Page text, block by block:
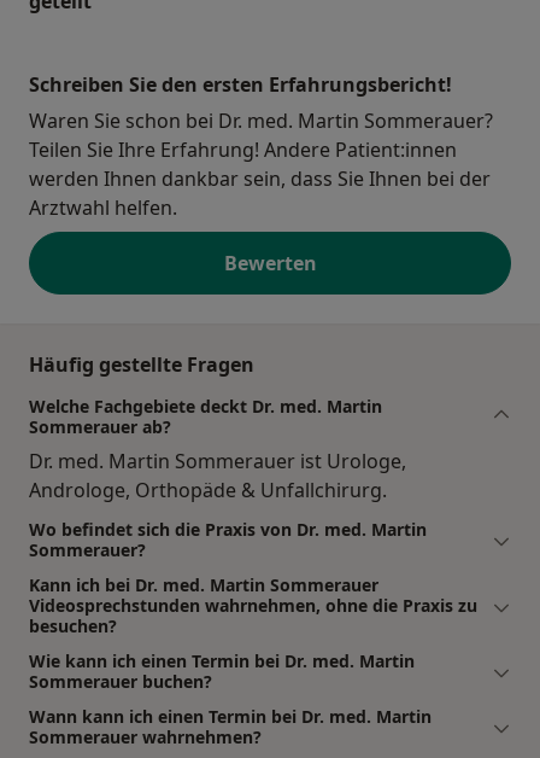
Schreiben Sie den ersten Erfahrungsbericht!
Waren Sie schon bei Dr. med. Martin Sommerauer?
Teilen Sie Ihre Erfahrung! Andere Patient:innen
werden Ihnen dankbar sein, dass Sie Ihnen bei der
Arztwahl helfen.
Bewerten
Häufig gestellte Fragen
Welche Fachgebiete deckt Dr. med. Martin
Sommerauer ab?
Dr. med. Martin Sommerauer ist Urologe,
Androloge, Orthopäde & Unfallchirurg.
Wo befindet sich die Praxis von Dr. med. Martin
Sommerauer?
Kann ich bei Dr. med. Martin Sommerauer
Videosprechstunden wahrnehmen, ohne die Praxis zu
besuchen?
Wie kann ich einen Termin bei Dr. med. Martin
Sommerauer buchen?
Wann kann ich einen Termin bei Dr. med. Martin
Sommerauer wahrnehmen?